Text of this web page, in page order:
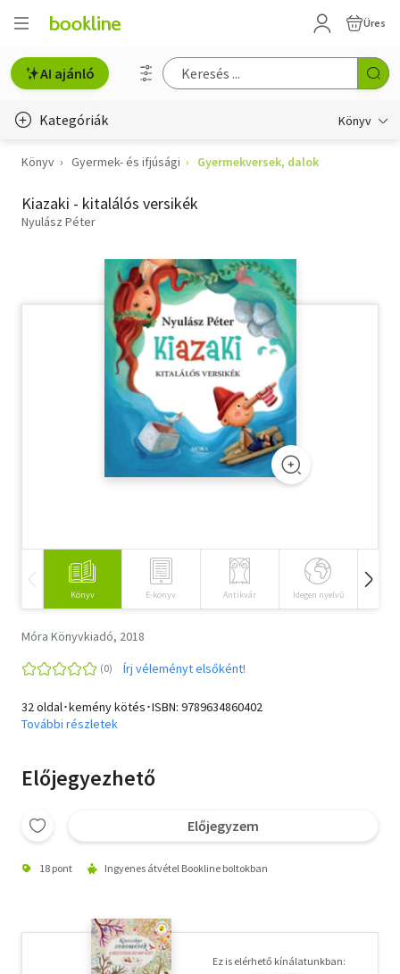
Üres
AI ajánló
Kategóriák Könyv
Életmód, egészség
Erotika
Hobbi, szabadidő
Természettudomány
Történelem
Könyv Gyermek- és ifjúsági Gyermekversek, dalok
Kiazaki - kitalálós versikék
Nyulász Péter
Könyv E-könyv Antikvár Idegen nyelvű
Móra Könyvkiadó, 2018
Írj véleményt elsőként!
32 oldal･kemény kötés･ISBN: 9789634860402
További részletek
Előjegyezhető
Előjegyzem
18 pont Ingyenes átvétel Bookline boltokban
Ez is elérhető kínálatunkban: